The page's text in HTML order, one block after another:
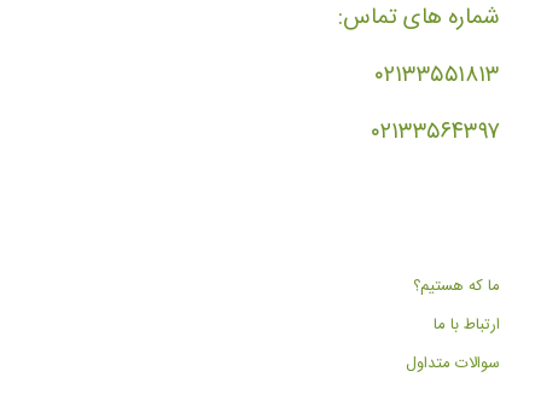
شماره های تماس:
۰۲۱۳۳۵۵۱۸۱۳
۰۲۱۳۳۵۶۴۳۹۷
ما که هستیم؟
ارتباط با ما
سوالات متداول